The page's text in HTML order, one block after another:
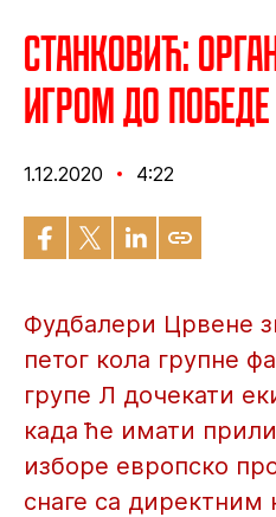
Станковић:
игром до победе
1.12.2020 4:22
Фудбалери Црвене
петог кола групне
групе Л дочекати
када ће имати
изборе европско
снаге са директним